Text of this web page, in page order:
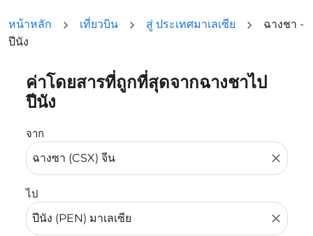
หน้าหลัก เที่ยวบิน สู่ ประเทศมาเลเซีย
ฉางชา -
ปีนัง
ค่าโดยสารที่ถูกที่สุดจากฉางชาไป
ปีนัง
จาก
close
ไป
close
ลองอัปเดตเส้นทางของคุณ (ต้นทางและ/หรือปลายทาง) หรื